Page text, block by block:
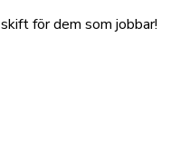
för dem som jobbar!